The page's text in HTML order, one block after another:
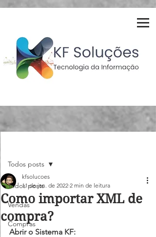
Todos posts
Vendas
Compras
Todos posts
Como importar XML de
compra?
kfsolucoes
11 de jan. de 2022 2 min de leitura
Abrir o Sistema KF: